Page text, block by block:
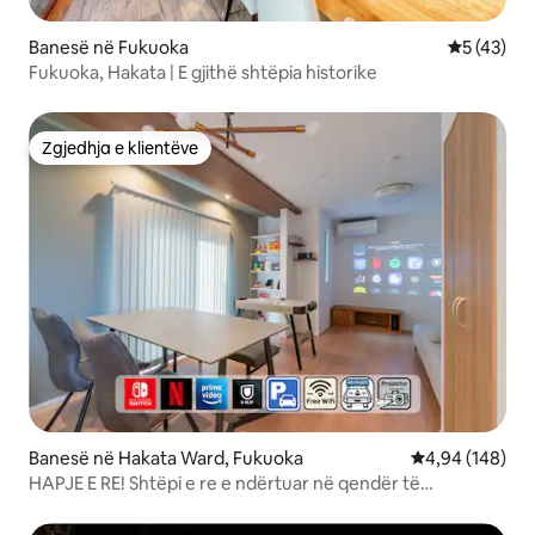
Banesë në Fukuoka Vlerësimi
5 (43)
Fukuoka, Hakata | E gjithë shtëpia historike
Zgjedhja e klientëve
Zgjedhja e klientëve
Banesë në Hakata Ward, Fukuoka Vlerësimi
4,94 (148)
HAPJE E RE! Shtëpi e re e ndërtuar në qendër të
dispozicion